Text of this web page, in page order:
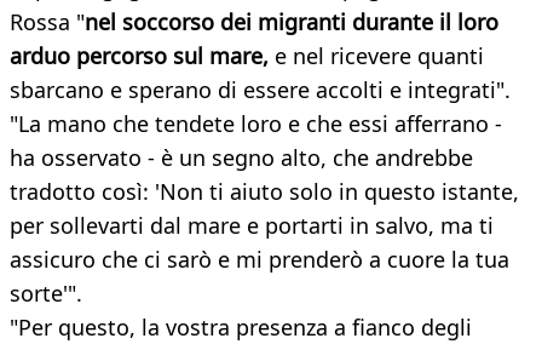
Rossa "nel soccorso dei migranti durante il loro
arduo percorso sul mare, e nel ricevere quanti
sbarcano e sperano di essere accolti e integrati".
"La mano che tendete loro e che essi afferrano -
ha osservato - è un segno alto, che andrebbe
tradotto così: 'Non ti aiuto solo in questo istante,
per sollevarti dal mare e portarti in salvo, ma ti
assicuro che ci sarò e mi prenderò a cuore la tua
sorte'".
"Per questo, la vostra presenza a fianco degli